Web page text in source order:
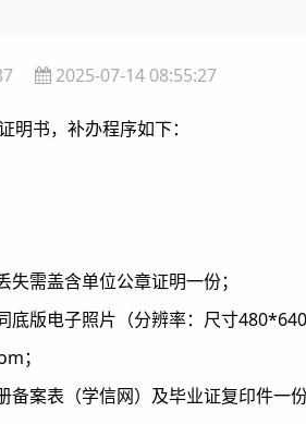
2025-07-14 08:55:27
书，补办程序如下：
需盖含单位公章证明一份；
版电子照片（分辨率：尺寸
；
案表（学信网）及毕业证复印件一份